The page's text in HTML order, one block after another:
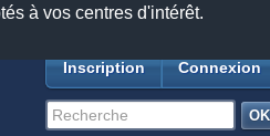
à vos centres d'intérêt.
anecdotes-506lecteurs connectés
Inscription Connexion